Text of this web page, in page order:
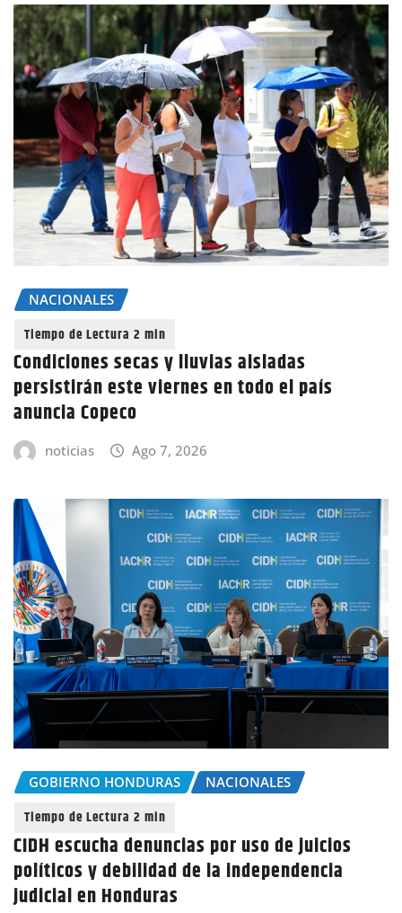
NACIONALES
Condiciones secas y lluvias aisladas
persistirán este viernes en todo el país
anuncia Copeco
noticias Ago 7, 2026
GOBIERNO HONDURAS NACIONALES
CIDH escucha denuncias por uso de juicios
políticos y debilidad de la independencia
judicial en Honduras